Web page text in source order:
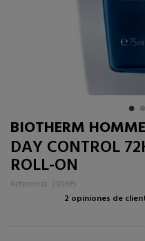
BIOTHERM HOMME
DAY CONTROL
ROLL-ON
Referencia: 289695
2 opiniones de